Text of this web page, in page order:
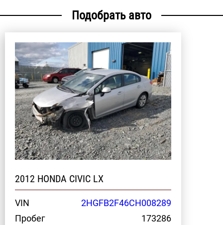
Подобрать авто
2012 HONDA CIVIC LX
VIN
2HGFB2F46CH008289
Пробег
173286